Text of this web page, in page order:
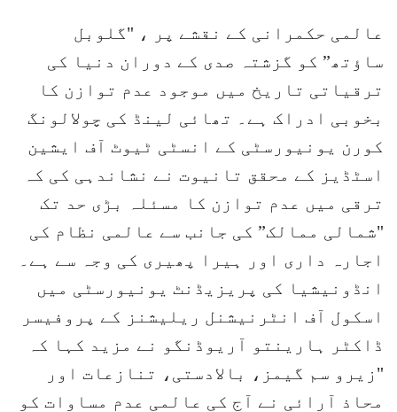
عالمی حکمرانی کے نقشے پر ، "گلوبل
ساؤتھ” کو گزشتہ صدی کے دوران دنیا کی
ترقیاتی تاریخ میں موجود عدم توازن کا
بخوبی ادراک ہے۔ تھائی لینڈ کی چولالونگ
کورن یونیورسٹی کے انسٹی ٹیوٹ آف ایشین
اسٹڈیز کے محقق تانیوت نے نشاندہی کی کہ
ترقی میں عدم توازن کا مسئلہ بڑی حد تک
"شمالی ممالک” کی جانب سے عالمی نظام کی
اجارہ داری اور ہیرا پھیری کی وجہ سے ہے۔
انڈونیشیا کی پریزیڈنٹ یونیورسٹی میں
اسکول آف انٹرنیشنل ریلیشنز کے پروفیسر
ڈاکٹر ہارینتو آریوڈنگو نے مزید کہا کہ
"زیرو سم گیمز، بالادستی، تنازعات اور
محاذ آرائی نے آج کی عالمی عدم مساوات کو